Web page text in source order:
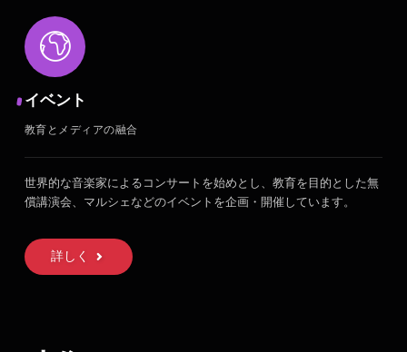
イベント
教育とメディアの融合
世界的な音楽家によるコンサートを始めとし、教育を目的とした無
償講演会、マルシェなどのイベントを企画・開催しています。
詳しく